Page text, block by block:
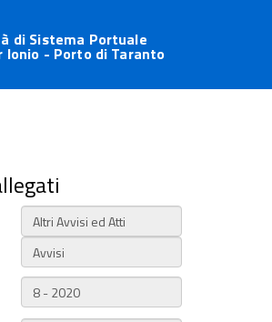
di Sistema Portuale
Ionio - Porto di Taranto